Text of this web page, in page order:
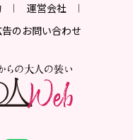
運営会社
のお問い合わせ